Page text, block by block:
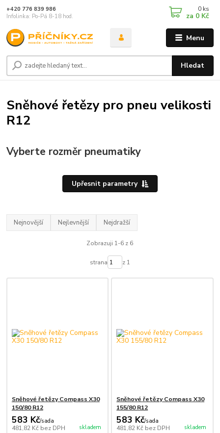
Menu
Hledat
+420 776 839 986
Infolinka: Po-Pá 8-18 hod.
0 ks
za 0 Kč
Sněhové řetězy pro pneu velikosti
R12
Vyberte rozměr pneumatiky
Upřesnit parametry
Nejnovější Nejlevnější Nejdražší
Zobrazuji 1-6 z 6
strana z 1
Sněhové řetězy Compass X30
150/80 R12
583 Kč/sada
481,82 Kč bez DPH skladem
Sněhové řetězy Compass X30
155/80 R12
583 Kč/sada
481,82 Kč bez DPH skladem